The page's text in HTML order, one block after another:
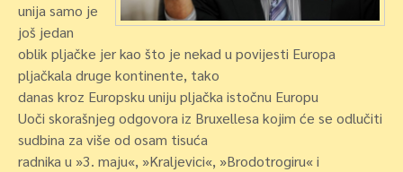
unija samo je
još jedan
oblik pljačke jer kao što je nekad u povijesti Europa
pljačkala druge kontinente, tako
danas kroz Europsku uniju pljačka istočnu Europu
Uoči skorašnjeg odgovora iz Bruxellesa kojim će se odlučiti
sudbina za više od osam tisuća
radnika u »3. maju«, »Kraljevici«, »Brodotrogiru« i